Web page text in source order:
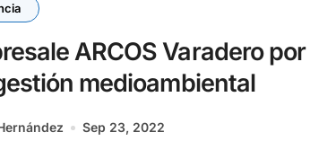
ARCOS Varadero por
medioambiental
Sep 23, 2022